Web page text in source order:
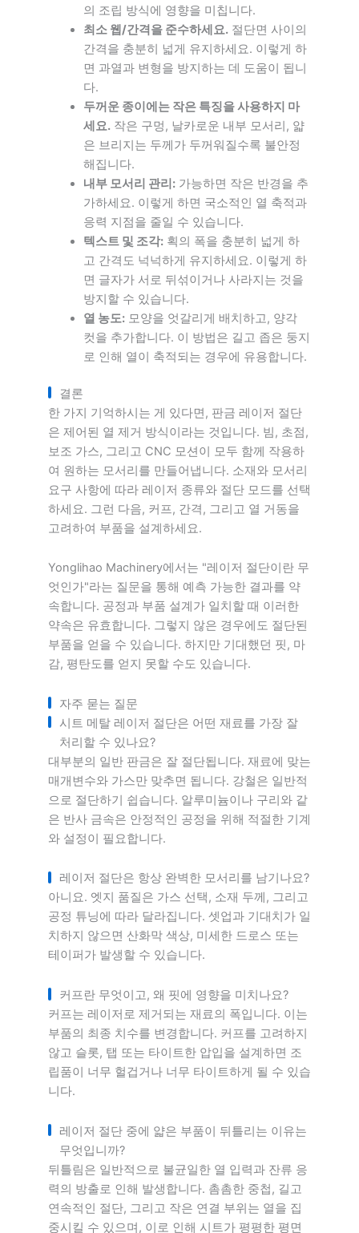
의 조립 방식에 영향을 미칩니다.
최소 웹/간격을 준수하세요.절단면 사이의
간격을 충분히 넓게 유지하세요. 이렇게 하
면 과열과 변형을 방지하는 데 도움이 됩니
다.
두꺼운 종이에는 작은 특징을 사용하지 마
세요.작은 구멍, 날카로운 내부 모서리, 얇
은 브리지는 두께가 두꺼워질수록 불안정
해집니다.
내부 모서리 관리:가능하면 작은 반경을 추
가하세요. 이렇게 하면 국소적인 열 축적과
응력 지점을 줄일 수 있습니다.
텍스트 및 조각:획의 폭을 충분히 넓게 하
고 간격도 넉넉하게 유지하세요. 이렇게 하
면 글자가 서로 뒤섞이거나 사라지는 것을
방지할 수 있습니다.
열 농도:모양을 엇갈리게 배치하고, 양각
컷을 추가합니다. 이 방법은 길고 좁은 둥지
로 인해 열이 축적되는 경우에 유용합니다.
결론
한 가지 기억하시는 게 있다면, 판금 레이저 절단
은 제어된 열 제거 방식이라는 것입니다. 빔, 초점,
보조 가스, 그리고 CNC 모션이 모두 함께 작용하
여 원하는 모서리를 만들어냅니다. 소재와 모서리
요구 사항에 따라 레이저 종류와 절단 모드를 선택
하세요. 그런 다음, 커프, 간격, 그리고 열 거동을
고려하여 부품을 설계하세요.
Yonglihao Machinery에서는 "레이저 절단이란 무
엇인가"라는 질문을 통해 예측 가능한 결과를 약
속합니다. 공정과 부품 설계가 일치할 때 이러한
약속은 유효합니다. 그렇지 않은 경우에도 절단된
부품을 얻을 수 있습니다. 하지만 기대했던 핏, 마
감, 평탄도를 얻지 못할 수도 있습니다.
자주 묻는 질문
시트 메탈 레이저 절단은 어떤 재료를 가장 잘
처리할 수 있나요?
대부분의 일반 판금은 잘 절단됩니다. 재료에 맞는
매개변수와 가스만 맞추면 됩니다. 강철은 일반적
으로 절단하기 쉽습니다. 알루미늄이나 구리와 같
은 반사 금속은 안정적인 공정을 위해 적절한 기계
와 설정이 필요합니다.
레이저 절단은 항상 완벽한 모서리를 남기나요?
아니요. 엣지 품질은 가스 선택, 소재 두께, 그리고
공정 튜닝에 따라 달라집니다. 셋업과 기대치가 일
치하지 않으면 산화막 색상, 미세한 드로스 또는
테이퍼가 발생할 수 있습니다.
커프란 무엇이고, 왜 핏에 영향을 미치나요?
커프는 레이저로 제거되는 재료의 폭입니다. 이는
부품의 최종 치수를 변경합니다. 커프를 고려하지
않고 슬롯, 탭 또는 타이트한 압입을 설계하면 조
립품이 너무 헐겁거나 너무 타이트하게 될 수 있습
니다.
레이저 절단 중에 얇은 부품이 뒤틀리는 이유는
무엇입니까?
뒤틀림은 일반적으로 불균일한 열 입력과 잔류 응
력의 방출로 인해 발생합니다. 촘촘한 중첩, 길고
연속적인 절단, 그리고 작은 연결 부위는 열을 집
중시킬 수 있으며, 이로 인해 시트가 평평한 평면